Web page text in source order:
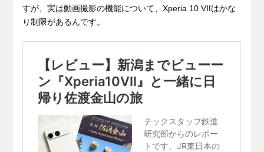
すが、実は動画撮影の機能について、Xperia 10 VIIはかな
り制限があるんです。